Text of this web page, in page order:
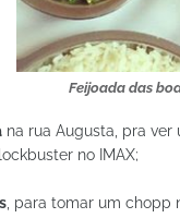
Feijoada das
na rua Augusta, pra
no IMAX;
, para tomar um chopp